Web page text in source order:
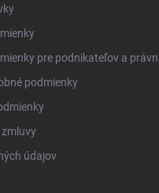
pre podnikateľov a
podmienky
údajov